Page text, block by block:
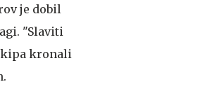
je dobil
"Slaviti
kronali